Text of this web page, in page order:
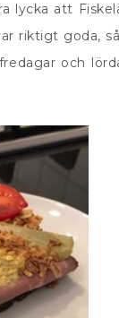
lycka att
riktigt goda,
och